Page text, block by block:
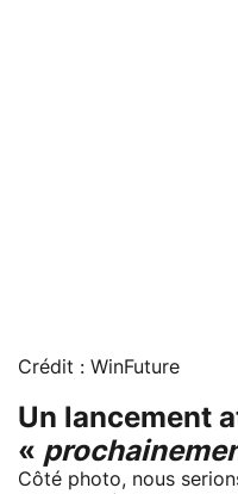
Crédit : WinFuture
Un lancement
«
Côté photo, nous